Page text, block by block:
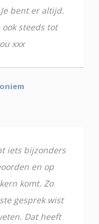
bent er altijd.
steeds tot
xxx
iets bijzonders
en op
komt. Zo
gesprek wist
Dat heeft